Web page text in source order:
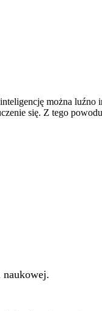
można
się. Z tego
naukowej.